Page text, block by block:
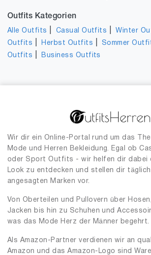
Outfits Kategorien
Alle Outfits Casual Outfits |Winter
Outfits
Herbst Outfits Sommer
Outfits
Business Outfits
Wir dir ein Online-Portal rund um das
Mode und Herren Bekleidung. Egal ob
oder Sport Outfits - wir helfen dir dabei
Look zu entdecken und stellen dir
angesagten Marken vor.
Von Oberteilen und Pullovern über
Jacken bis hin zu Schuhen und
was das Mode Herz der Männer begehrt.
Als Amazon-Partner verdienen wir an
Amazon und das Amazon-Logo sind